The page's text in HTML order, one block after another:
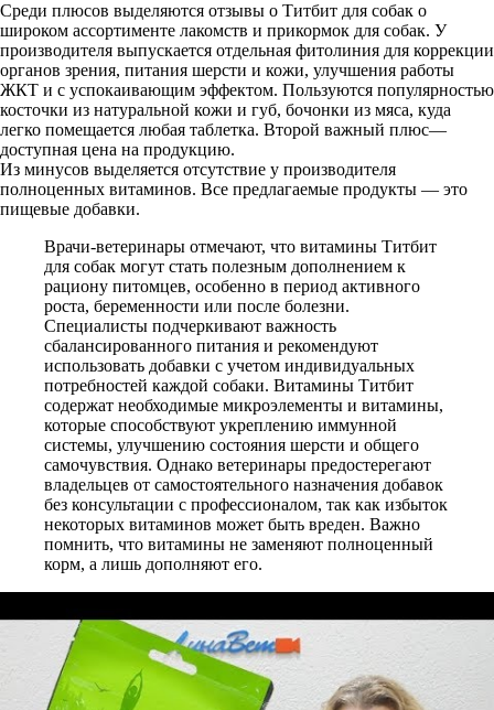
Среди плюсов выделяются отзывы о Титбит для собак о
широком ассортименте лакомств и прикормок для собак. У
производителя выпускается отдельная фитолиния для коррекции
органов зрения, питания шерсти и кожи, улучшения работы
ЖКТ и с успокаивающим эффектом. Пользуются популярностью
косточки из натуральной кожи и губ, бочонки из мяса, куда
легко помещается любая таблетка. Второй важный плюс—
доступная цена на продукцию.
Из минусов выделяется отсутствие у производителя
полноценных витаминов. Все предлагаемые продукты — это
пищевые добавки.
Врачи-ветеринары отмечают, что витамины Титбит
для собак могут стать полезным дополнением к
рациону питомцев, особенно в период активного
роста, беременности или после болезни.
Специалисты подчеркивают важность
сбалансированного питания и рекомендуют
использовать добавки с учетом индивидуальных
потребностей каждой собаки. Витамины Титбит
содержат необходимые микроэлементы и витамины,
которые способствуют укреплению иммунной
системы, улучшению состояния шерсти и общего
самочувствия. Однако ветеринары предостерегают
владельцев от самостоятельного назначения добавок
без консультации с профессионалом, так как избыток
некоторых витаминов может быть вреден. Важно
помнить, что витамины не заменяют полноценный
корм, а лишь дополняют его.